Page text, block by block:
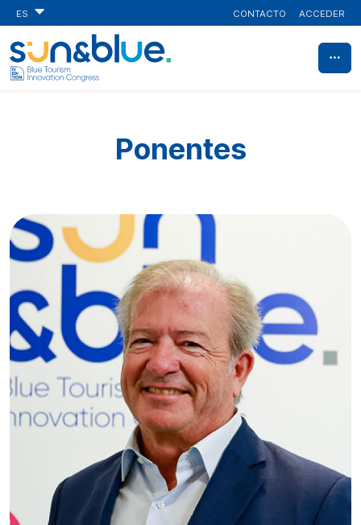
ES CONTACTO ACCEDER
Ponentes